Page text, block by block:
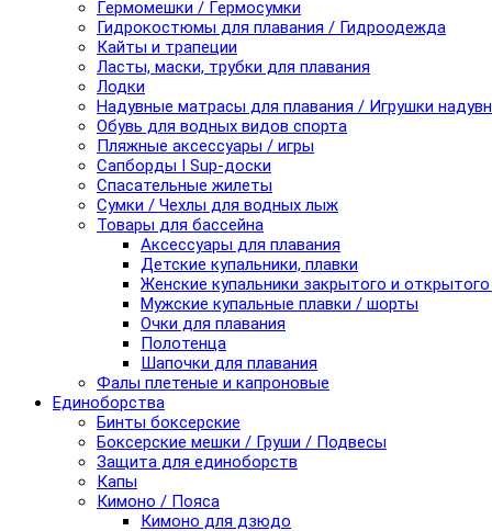
Гермомешки / Гермосумки
Гидрокостюмы для плавания / Гидроодежда
Кайты и трапеции
Ласты, маски, трубки для плавания
Лодки
Надувные матрасы для плавания / Игрушки
Обувь для водных видов спорта
Пляжные аксессуары / игры
Сапборды I Sup-доски
Спасательные жилеты
Сумки / Чехлы для водных лыж
Товары для бассейна
Аксессуары для плавания
Детские купальники, плавки
Женские купальники закрытого и
Мужские купальные плавки / шорты
Очки для плавания
Полотенца
Шапочки для плавания
Фалы плетеные и капроновые
Единоборства
Бинты боксерские
Боксерские мешки / Груши / Подвесы
Защита для единоборств
Капы
Кимоно / Пояса
Кимоно для дзюдо